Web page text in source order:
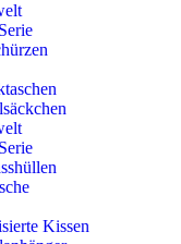
Kissen